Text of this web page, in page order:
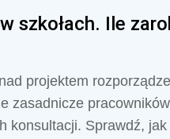
szkołach. Ile
projektem
zasadnicze
konsultacji. Sprawdź,